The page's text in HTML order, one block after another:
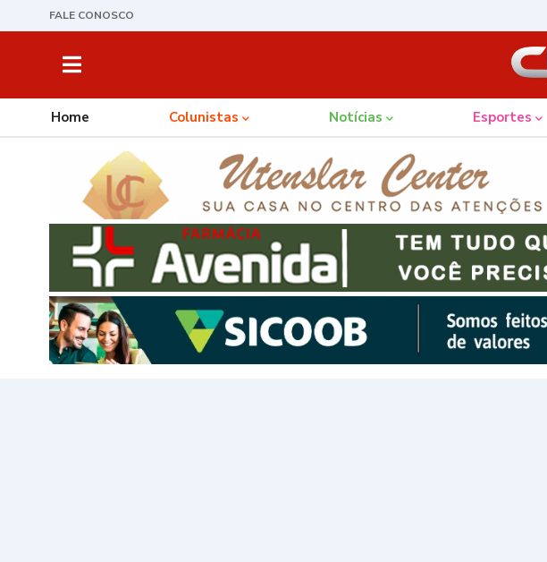
FALE CONOSCO
Home Colunistas Notícias Esportes